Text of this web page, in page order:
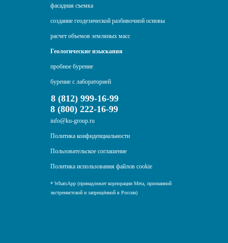
фасадная съемка
создание геодезической разбивочной основы
расчет объемов земляных масс
Геологические изыскания
пробное бурение
бурение с лабораторией
8 (812) 999-16-99
8 (800) 222-16-99
info@ku-group.ru
Политика конфиденциальности
Пользовательское соглашение
Политика использования файлов cookie
* WhatsApp (принадлежит корпорации Meta, признанной
экстремистской и запрещённой в России)